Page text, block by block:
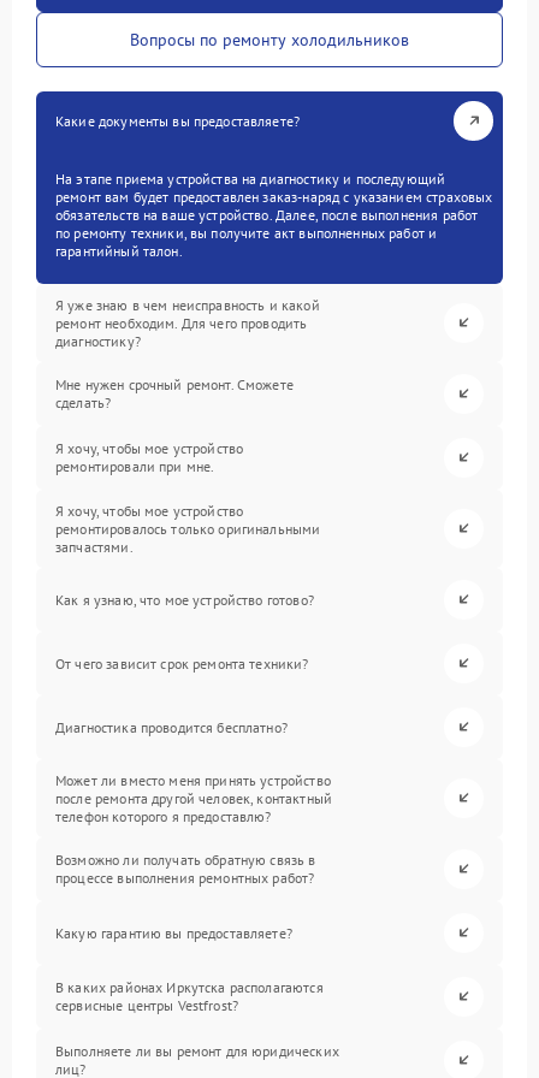
Вопросы по ремонту холодильников
Какие документы вы предоставляете?
На этапе приема устройства на диагностику и последующий
ремонт вам будет предоставлен заказ-наряд с указанием страховых
обязательств на ваше устройство. Далее, после выполнения работ
по ремонту техники, вы получите акт выполненных работ и
гарантийный талон.
Я уже знаю в чем неисправность и какой
ремонт необходим. Для чего проводить
диагностику?
Мне нужен срочный ремонт. Сможете
сделать?
Я хочу, чтобы мое устройство
ремонтировали при мне.
Я хочу, чтобы мое устройство
ремонтировалось только оригинальными
запчастями.
Как я узнаю, что мое устройство готово?
От чего зависит срок ремонта техники?
Диагностика проводится бесплатно?
Может ли вместо меня принять устройство
после ремонта другой человек, контактный
телефон которого я предоставлю?
Возможно ли получать обратную связь в
процессе выполнения ремонтных работ?
Какую гарантию вы предоставляете?
В каких районах Иркутска располагаются
сервисные центры Vestfrost?
Выполняете ли вы ремонт для юридических
лиц?